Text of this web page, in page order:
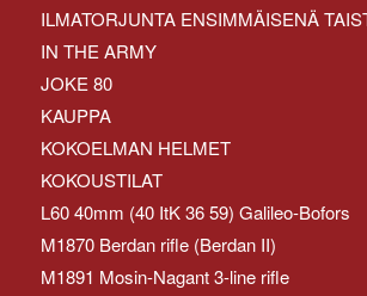
ILMATORJUNTA ENSIMMÄISENÄ
IN THE ARMY
JOKE 80
KAUPPA
KOKOELMAN HELMET
KOKOUSTILAT
L60 40mm (40 ItK 36 59) Galileo-Bofors
M1870 Berdan rifle (Berdan II)
M1891 Mosin-Nagant 3-line rifle